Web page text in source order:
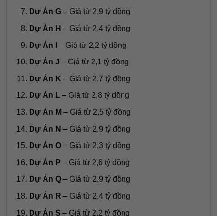
Dự Án G– Giá từ 2,9 tỷ đồng
Dự Án H – Giá từ 2,4 tỷ đồng
Dự Án I – Giá từ 2,2 tỷ đồng
Dự Án J – Giá từ 2,1 tỷ đồng
Dự Án K – Giá từ 2,7 tỷ đồng
Dự Án L– Giá từ 2,8 tỷ đồng
Dự Án M – Giá từ 2,5 tỷ đồng
Dự Án N – Giá từ 2,9 tỷ đồng
Dự Án O– Giá từ 2,3 tỷ đồng
Dự Án P – Giá từ 2,6 tỷ đồng
Dự Án Q– Giá từ 2,9 tỷ đồng
Dự Án R – Giá từ 2,4 tỷ đồng
Dự Án S – Giá từ 2,2 tỷ đồng